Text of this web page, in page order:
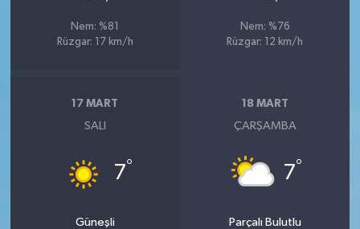
Nem: %81
Rüzgar: 17 km/h
Nem: %76
Rüzgar: 12 km/h
17 MART
SALI
7°
Güneşli
18 MART
ÇARŞAMBA
7°
Parçalı Bulutlu